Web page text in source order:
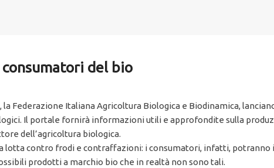
del bio
Federazione Italiana Agricoltura Biologica e Biodinamica,
Il portale fornirà informazioni utili e approfondite sulla
dell’agricoltura biologica.
contro frodi e contraffazioni: i consumatori, infatti, potranno
prodotti a marchio bio che in realtà non sono tali.